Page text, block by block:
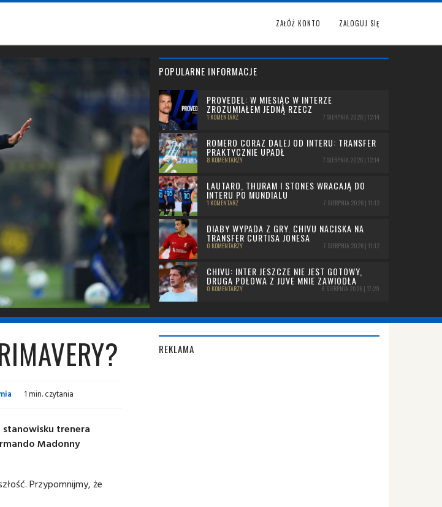
ZAŁÓŻ KONTO ZALOGUJ SIĘ
POPULARNE INFORMACJE
PROVEDEL: W MIESIĄC W INTERZE
ZROZUMIAŁEM JEDNĄ RZECZ
1 KOMENTARZ 7 SIERPNIA 2026 | 12:14
ROMERO CORAZ DALEJ OD INTERU: TRANSFER
PRAKTYCZNIE UPADŁ
8 KOMENTARZY 7 SIERPNIA 2026 | 12:14
LAUTARO, THURAM I STONES WRACAJĄ DO
INTERU PO MUNDIALU
1 KOMENTARZ 7 SIERPNIA 2026 | 11:12
DIABY WYPADA Z GRY. CHIVU NACISKA NA
TRANSFER CURTISA JONESA
0 KOMENTARZY 7 SIERPNIA 2026 | 11:12
CHIVU: INTER JESZCZE NIE JEST GOTOWY,
DRUGA POŁOWA Z JUVE MNIE ZAWIODŁA
0 KOMENTARZY 8 SIERPNIA 2026 | 17:29
1 min. czytania
trenera
Madonny
Przypomnijmy, że
REKLAMA